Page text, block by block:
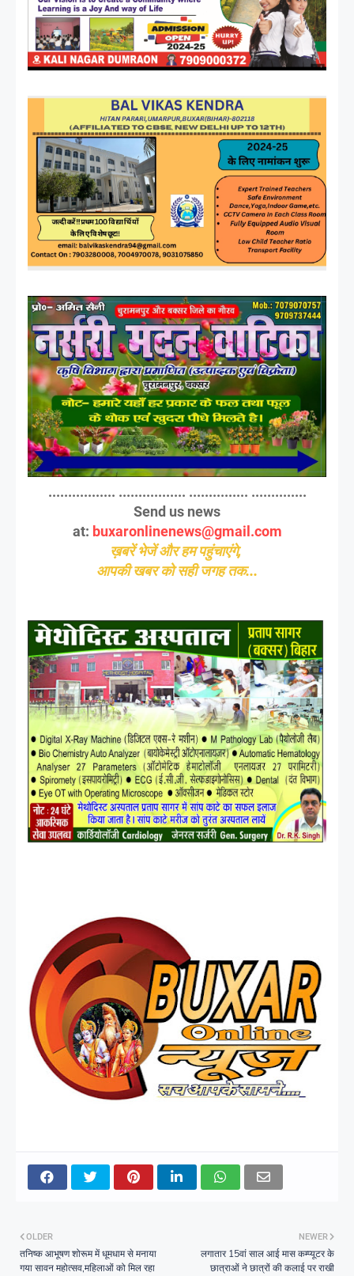
................. ................. ............... ..............
Send us news
at: buxaronlinenews@gmail.com
ख़बरें भेजें और हम पहुंचाएंगे,
आपकी खबर को सही जगह तक...
NEWER
लगातार 15वां साल आई मास कम्प्यूटर के
छात्राओं ने छात्रों की कलाई पर राखी
OLDER
तनिष्क आभूषण शोरूम में धूमधाम से मनाया
गया सावन महोत्सव,महिलाओं को मिल रहा